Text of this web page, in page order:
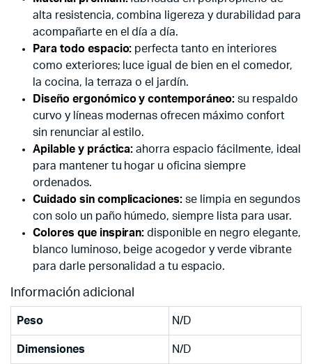
alta resistencia, combina ligereza y durabilidad para
acompañarte en el día a día.
Para todo espacio: perfecta tanto en interiores
como exteriores; luce igual de bien en el comedor,
la cocina, la terraza o el jardín.
Diseño ergonómico y contemporáneo:su respaldo
curvo y líneas modernas ofrecen máximo confort
sin renunciar al estilo.
Apilable y práctica: ahorra espacio fácilmente, ideal
para mantener tu hogar u oficina siempre
ordenados.
Cuidado sin complicaciones: se limpia en segundos
con solo un paño húmedo, siempre lista para usar.
Colores que inspiran: disponible en negro elegante,
blanco luminoso, beige acogedor y verde vibrante
para darle personalidad a tu espacio.
Información adicional
Peso N/D
Dimensiones N/D